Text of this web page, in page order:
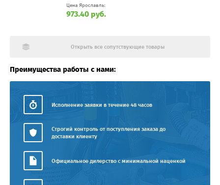
Цена Ярославль:
973.40 руб.
Открыть все сопутствующие товары
Преимущества работы с нами:
Исполнение заявки в течение 48 часов
Строгий контроль от поступления заказа до
доставки клиенту
Официальное дилерство с минимальной наценкой